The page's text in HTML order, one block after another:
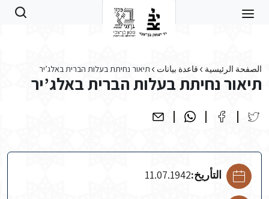
الصفحة الرئيسية قاعدة بيانات תיאור נחיתת בעלות הברית באלג’יר
תיאור נחיתת בעלות הברית באלג’יר
التأريخ:11.07.1942